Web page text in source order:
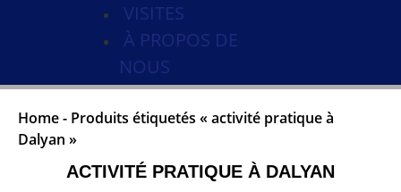
VISITES
À PROPOS DE
NOUS
Home- Produits étiquetés « activité pratique à
Dalyan »
ACTIVITÉ PRATIQUE À DALYAN